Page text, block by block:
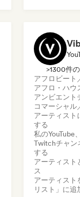
>1300件
アフロビート
アフロ・ハウ
アンビエント
コマーシャル
アーティスト
する
私のYouTube
Twitchチャン
する
アーティスト
ス
アーティスト
リスト」に追